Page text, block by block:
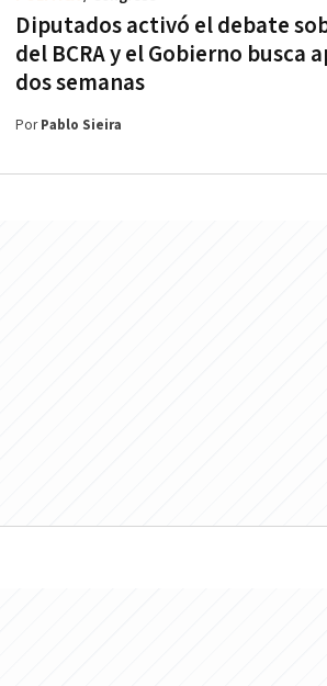
Diputados activó el debate
del BCRA y el Gobierno busca
dos semanas
PorPablo Sieira